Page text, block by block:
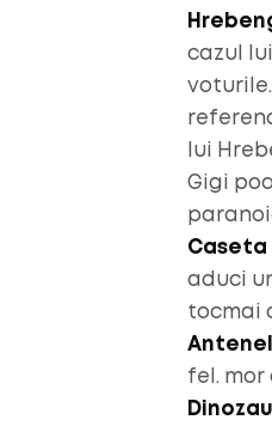
cazul
lui
Gigi
Caseta
aduci
tocmai
fel. mor